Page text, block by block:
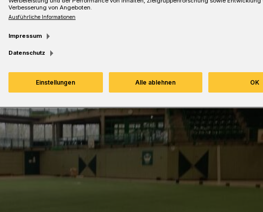
Eine Minute Lesezeit
Verbesserung von Angeboten.
Ausführliche Informationen
Impressum
Datenschutz
Einstellungen Alle ablehnen OK